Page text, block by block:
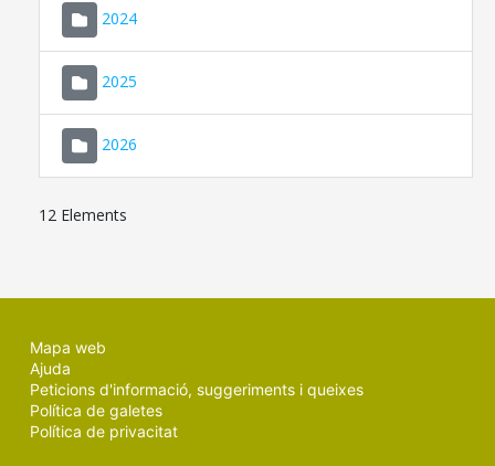
2024
2025
2026
12 Elements
Mapa web
Ajuda
Peticions d'informació, suggeriments i queixes
Política de galetes
Política de privacitat